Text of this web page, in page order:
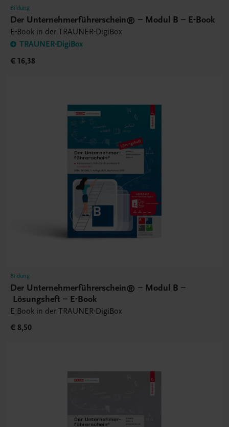
Bildung
Der Unternehmerführerschein® – Modul B – E-Book
E-Book in der TRAUNER-DigiBox
TRAUNER-DigiBox
€ 16,38
Bildung
Der Unternehmerführerschein® – Modul B –
Lösungsheft – E-Book
E-Book in der TRAUNER-DigiBox
€ 8,50